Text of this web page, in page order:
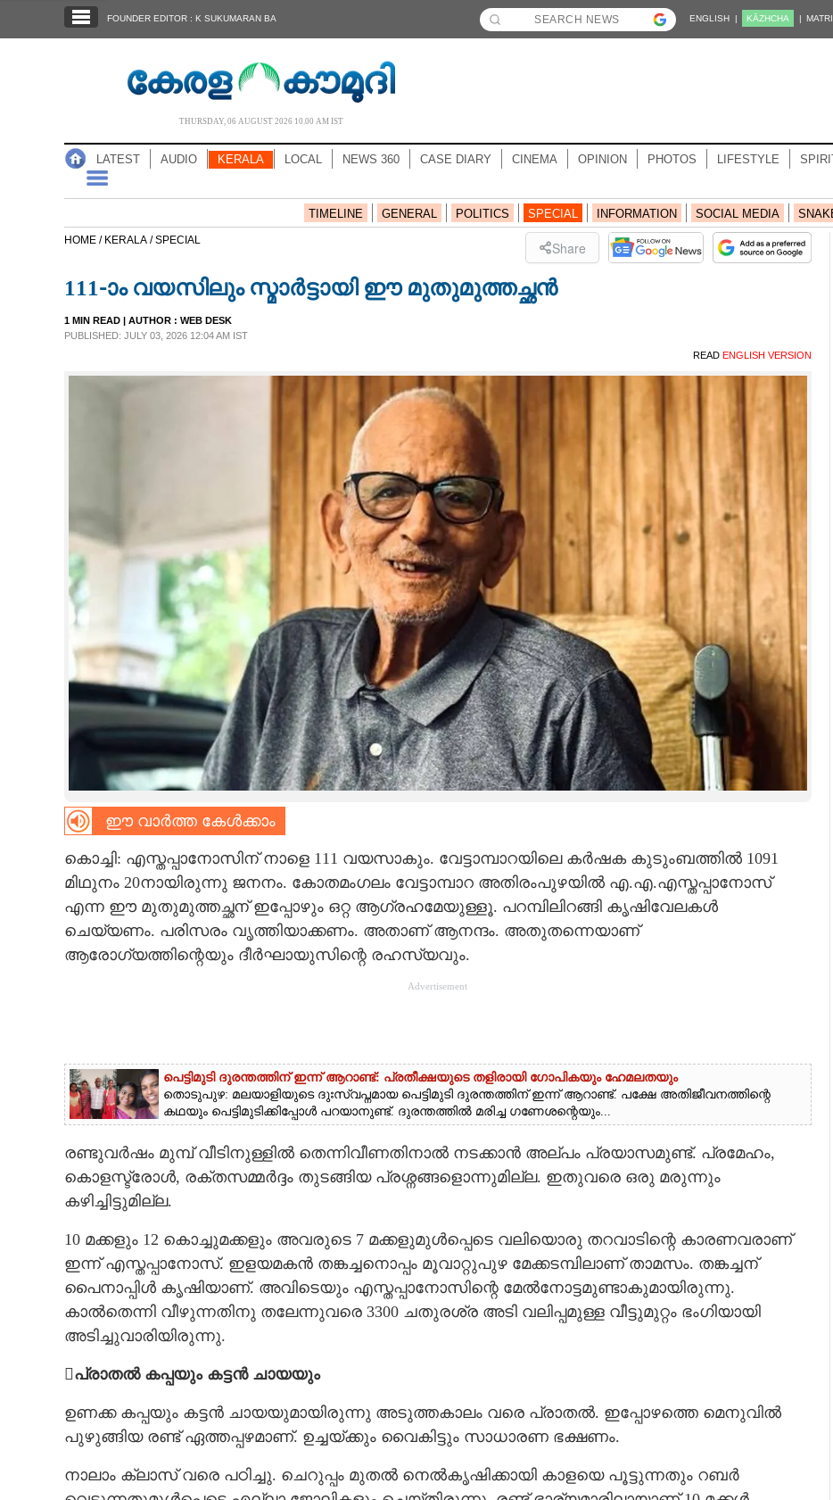
NOTIFIED NEWS
LIFESTYLE
SPIRITUAL
CARTOONS
LITERATURE
FOUNDER EDITOR : K SUKUMARAN BA ENGLISH | KĀZHCHA |
THURSDAY, 06 AUGUST 2026 10.00 AM IST
LATEST AUDIO KERALA LOCAL NEWS 360 CASE DIARY CINEMA OPINION PHOTOS LIFESTYLE
TIMELINE GENERAL POLITICS SPECIAL INFORMATION SOCIAL MEDIA
HOME / KERALA /SPECIAL Share
111-ാം വയസിലും സ്മാർട്ടായി ഈ മുതുമുത്തച്ഛൻ
1 MIN READ | AUTHOR : WEB DESK
PUBLISHED: JULY 03, 2026 12:04 AM IST
READ ENGLISH VERSION
ഈ വാർത്ത കേൾക്കാം
കൊച്ചി: എസ്തപ്പാനോസിന് നാളെ 111 വയസാകും. വേട്ടാമ്പാറയിലെ കർഷക കുടുംബത്തിൽ 1091
മിഥുനം 20നായിരുന്നു ജനനം. കോതമംഗലം വേട്ടാമ്പാറ അതിരംപുഴയിൽ എ.എ.എസ്തപ്പാനോസ്
എന്ന ഈ മുതുമുത്തച്ഛന് ഇപ്പോഴും ഒറ്റ ആഗ്രഹമേയുള്ളൂ. പറമ്പിലിറങ്ങി കൃഷിവേലകൾ
ചെയ്യണം. പരിസരം വൃത്തിയാക്കണം. അതാണ് ആനന്ദം. അതുതന്നെയാണ്
ആരോഗ്യത്തിന്റെയും ദീർഘായുസിന്റെ രഹസ്യവും.
Advertisement
പെട്ടിമുടി ദുരന്തത്തിന് ഇന്ന് ആറാണ്ട്: പ്രതീക്ഷയുടെ തളിരായി ഗോപികയും ഹേമലതയും
തൊടുപുഴ: മലയാളിയുടെ ദുഃസ്വപ്നമായ പെട്ടിമുടി ദുരന്തത്തിന് ഇന്ന് ആറാണ്ട്. പക്ഷേ അതിജീവനത്തിന്റെ
കഥയും പെട്ടിമുടിക്കിപ്പോൾ പറയാനുണ്ട്. ദുരന്തത്തിൽ മരിച്ച ഗണേശന്റെയും...
രണ്ടുവർഷം മുമ്പ് വീടിനുള്ളിൽ തെന്നിവീണതിനാൽ നടക്കാൻ അല്പം പ്രയാസമുണ്ട്. പ്രമേഹം,
കൊളസ്ട്രോൾ, രക്തസമ്മർദ്ദം തുടങ്ങിയ പ്രശ്നങ്ങളൊന്നുമില്ല. ഇതുവരെ ഒരു മരുന്നും
കഴിച്ചിട്ടുമില്ല.
10 മക്കളും 12 കൊച്ചുമക്കളും അവരുടെ 7 മക്കളുമുൾപ്പെടെ വലിയൊരു തറവാടിന്റെ കാരണവരാണ്
ഇന്ന് എസ്തപ്പാനോസ്. ഇളയമകൻ തങ്കച്ചനൊപ്പം മൂവാറ്റുപുഴ മേക്കടമ്പിലാണ് താമസം. തങ്കച്ചന്
പൈനാപ്പിൾ കൃഷിയാണ്. അവിടെയും എസ്തപ്പാനോസിന്റെ മേൽനോട്ടമുണ്ടാകുമായിരുന്നു.
കാൽതെന്നി വീഴുന്നതിനു തലേന്നുവരെ 3300 ചതുരശ്ര അടി വലിപ്പമുള്ള വീട്ടുമുറ്റം ഭംഗി​യായി​
അടിച്ചുവാരി​യി​രുന്നു.
പ്രാതൽ കപ്പയും കട്ടൻ ചായയും
ഉണക്ക കപ്പയും കട്ടൻ ചായയുമായിരുന്നു അടുത്തകാലം വരെ പ്രാതൽ. ഇപ്പോഴത്തെ മെനുവി​ൽ
പുഴുങ്ങിയ രണ്ട് ഏത്തപ്പഴമാണ്. ഉച്ചയ്ക്കും വൈകിട്ടും സാധാരണ ഭക്ഷണം.
നാലാം ക്ലാസ് വരെ പഠിച്ചു. ചെറുപ്പം മുതൽ നെൽകൃഷിക്കായി കാളയെ പൂട്ടുന്നതും റബർ